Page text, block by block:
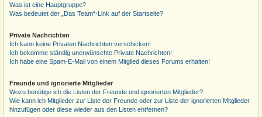
Was ist eine Hauptgruppe?
Was bedeutet der „Das Team“-Link auf der Startseite?
Private Nachrichten
Ich kann keine Privaten Nachrichten verschicken!
Ich bekomme ständig unerwünschte Private Nachrichten!
Ich habe eine Spam-E-Mail von einem Mitglied dieses Forums erhalten!
Freunde und ignorierte Mitglieder
Wozu benötige ich die Listen der Freunde und ignorierten Mitglieder?
Wie kann ich Mitglieder zur Liste der Freunde oder zur Liste der ignorierten Mitglieder
hinzufügen oder diese wieder aus den Listen entfernen?